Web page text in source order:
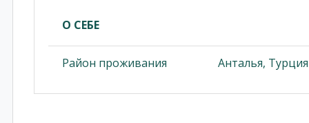
О СЕБЕ
Район проживания Анталья, Турция